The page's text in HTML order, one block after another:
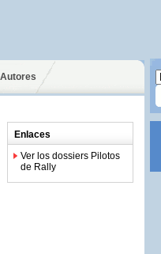
Enlaces
Ver los dossiers Pilotos
de Rally